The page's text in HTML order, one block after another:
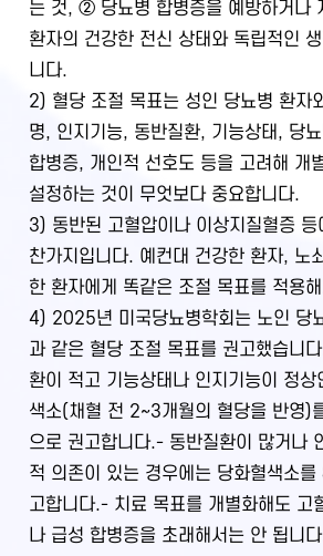
는 것, ② 당뇨병 합병증을 예방하거나
환자의 건강한 전신 상태와 독립적인
니다.
2) 혈당 조절 목표는 성인 당뇨병 환자
명, 인지기능, 동반질환, 기능상태, 당
합병증, 개인적 선호도 등을 고려해 개
설정하는 것이 무엇보다 중요합니다.
3) 동반된 고혈압이나 이상지질혈증
찬가지입니다. 예컨대 건강한 환자, 노
한 환자에게 똑같은 조절 목표를 적용
4) 2025년 미국당뇨병학회는 노인 당
과 같은 혈당 조절 목표를 권고했습니
환이 적고 기능상태나 인지기능이 정상
색소(채혈 전 2~3개월의 혈당을 반영
으로 권고합니다.- 동반질환이 많거나
적 의존이 있는 경우에는 당화혈색소
고합니다.- 치료 목표를 개별화해도 고
나 급성 합병증을 초래해서는 안 됩니